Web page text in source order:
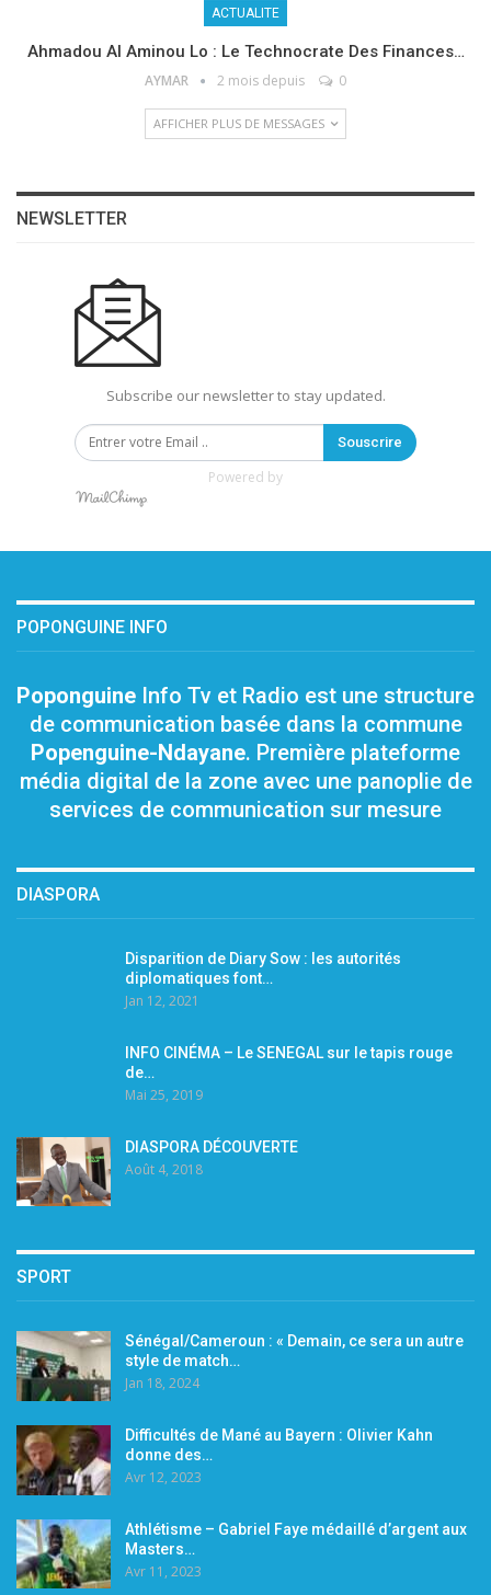
ACTUALITE
Ahmadou Al Aminou Lo : Le Technocrate Des Finances…
AYMAR 2 mois depuis 0
AFFICHER PLUS DE MESSAGES
NEWSLETTER
Subscribe our newsletter to stay updated.
Souscrire
Powered by
POPONGUINE INFO
Poponguine Info Tv et Radio est une structure
de communication basée dans la commune
Popenguine-Ndayane. Première plateforme
média digital de la zone avec une panoplie de
services de communication sur mesure
DIASPORA
Disparition de Diary Sow : les autorités
diplomatiques font…
Jan 12, 2021
INFO CINÉMA – Le SENEGAL sur le tapis rouge
de…
Mai 25, 2019
DIASPORA DÉCOUVERTE
Août 4, 2018
SPORT
Sénégal/Cameroun : « Demain, ce sera un autre
style de match…
Jan 18, 2024
Difficultés de Mané au Bayern : Olivier Kahn
donne des…
Avr 12, 2023
Athlétisme – Gabriel Faye médaillé d’argent aux
Masters…
Avr 11, 2023